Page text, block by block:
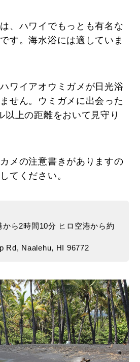
、ハワイでもっとも有名な
す。海水浴には適していま
ワイアオウミガメが日光浴
せん。ウミガメに出会った
以上の距離をおいて見守り
メの注意書きがありますの
てください。
から2時間10分 ヒロ空港から約
Rd, Naalehu, HI 96772